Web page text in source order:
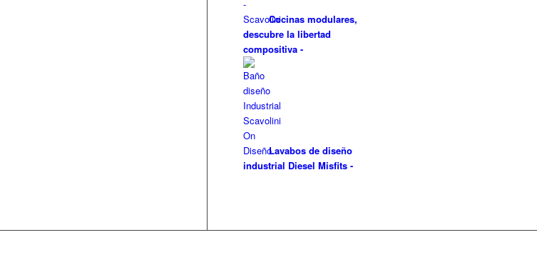
Cocinas modulares,
descubre la libertad
compositiva -
Lavabos de diseño
industrial Diesel Misfits -